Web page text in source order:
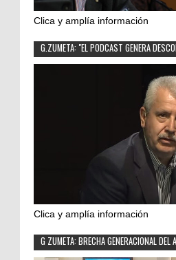
Clica y amplía información
G.ZUMETA: "EL PODCAST GENERA
Clica y amplía información
G ZUMETA: BRECHA GENERACIONAL DEL